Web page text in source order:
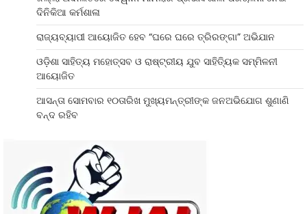
ଦିନିକିଆ କର୍ମଶାଳା
ରାଜ୍ୟବ୍ୟାପୀ ଆୟୋଜିତ ହେବ “ଘରେ ଘରେ ତ୍ରିରଙ୍ଗା” ଅଭିଯାନ
ଓଡ଼ିଶା ସାହିତ୍ୟ ମହୋତ୍ସବ ଓ ରାଷ୍ଟ୍ରୀୟ ଯୁବ ସାହିତ୍ୟିକ ସମ୍ମିଳନୀ
ଆୟୋଜିତ
ଆସନ୍ତା ସୋମବାର ୧୦ତାରିଖ ମୁଖ୍ୟମନ୍ତ୍ରୀଙ୍କ ଜନଅଭିଯୋଗ ଶୁଣାଣି
ବନ୍ଦ ରହିବ